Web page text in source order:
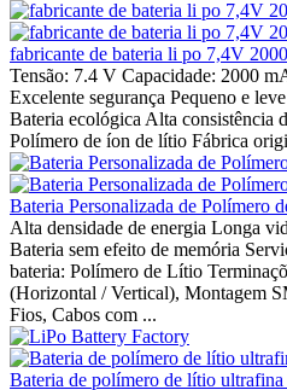
fabricante de bateria li po 7,4V
Tensão: 7.4 V Capacidade: 2000
Excelente segurança Pequeno e
Bateria ecológica Alta consistência
Polímero de íon de lítio Fábrica
Bateria Personalizada de Polímero
Alta densidade de energia Longa
Bateria sem efeito de memória
bateria: Polímero de Lítio
(Horizontal / Vertical), Montagem
Fios, Cabos com ...
Bateria de polímero de lítio